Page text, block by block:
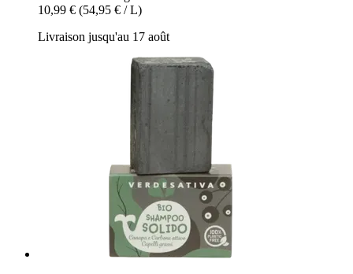
10,99 € (54,95 € / L)
Livraison jusqu'au 17 août